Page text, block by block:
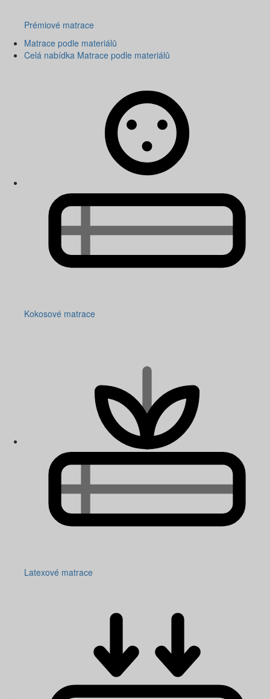
Prémiové matrace
Matrace podle materiálů
Celá nabídka Matrace podle materiálů
Kokosové matrace
Latexové matrace